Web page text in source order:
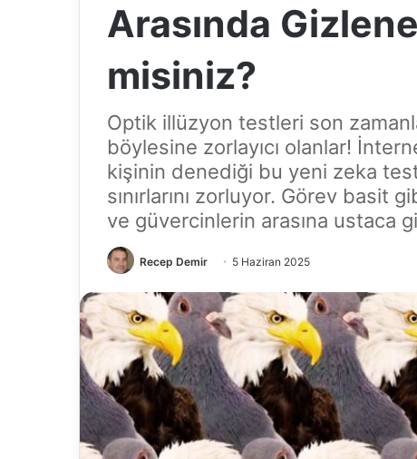
Arasında
misiniz?
Optik illüzyon testleri son
böylesine zorlayıcı olanlar!
kişinin denediği bu yeni zeka
sınırlarını zorluyor. Görev basit
ve güvercinlerin arasına ustaca
Recep Demir 5 Haziran 2025